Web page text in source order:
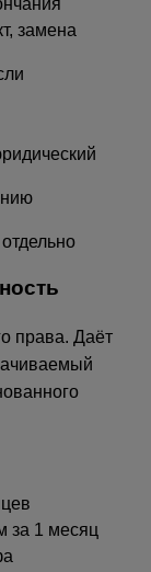
замена
права. Даёт
за 1 месяц